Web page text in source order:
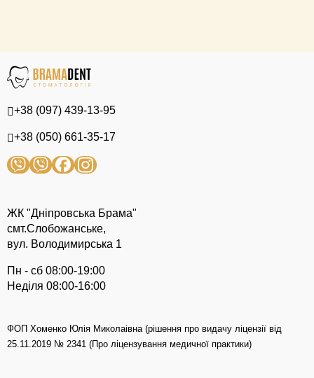
+38 (097) 439-13-95
+38 (050) 661-35-17
ЖК "Дніпровська Брама"
смт.Слобожанське,
вул. Володимирська 1
Пн - сб 08:00-19:00
Неділя 08:00-16:00
ФОП Хоменко Юлія Миколаівна (рішення про видачу ліцензії від
25.11.2019 № 2341 (Про ліцензування медичної практики)